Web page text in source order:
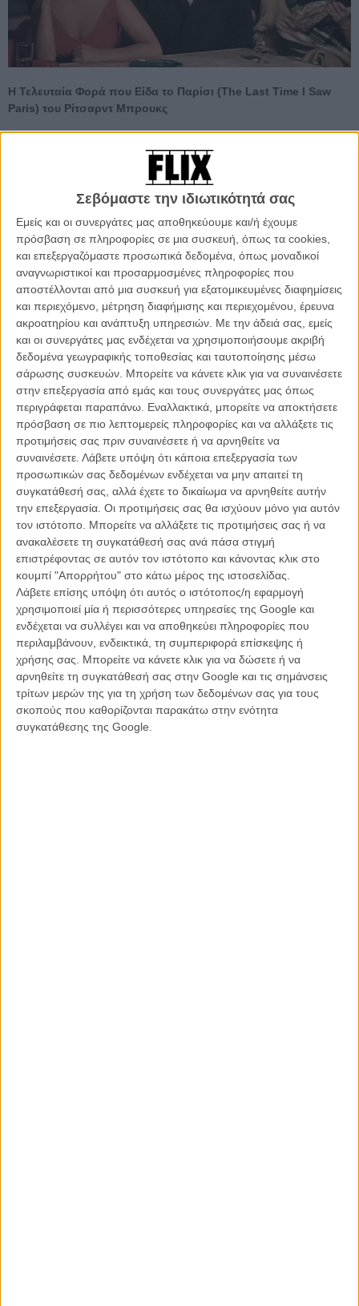
Σεβόμαστε την ιδιωτικότητά σας
Εμείς και οι συνεργάτες μας αποθηκεύουμε και/ή έχουμε
πρόσβαση σε πληροφορίες σε μια συσκευή, όπως τα cookies,
και επεξεργαζόμαστε προσωπικά δεδομένα, όπως μοναδικοί
αναγνωριστικοί και προσαρμοσμένες πληροφορίες που
αποστέλλονται από μια συσκευή για εξατομικευμένες διαφημίσεις
και περιεχόμενο, μέτρηση διαφήμισης και περιεχομένου, έρευνα
ακροατηρίου και ανάπτυξη υπηρεσιών. Με την άδειά σας, εμείς
και οι συνεργάτες μας ενδέχεται να χρησιμοποιήσουμε ακριβή
δεδομένα γεωγραφικής τοποθεσίας και ταυτοποίησης μέσω
σάρωσης συσκευών. Μπορείτε να κάνετε κλικ για να συναινέσετε
στην επεξεργασία από εμάς και τους συνεργάτες μας όπως
περιγράφεται παραπάνω. Εναλλακτικά, μπορείτε να αποκτήσετε
πρόσβαση σε πιο λεπτομερείς πληροφορίες και να αλλάξετε τις
προτιμήσεις σας πριν συναινέσετε ή να αρνηθείτε να
συναινέσετε. Λάβετε υπόψη ότι κάποια επεξεργασία των
προσωπικών σας δεδομένων ενδέχεται να μην απαιτεί τη
συγκατάθεσή σας, αλλά έχετε το δικαίωμα να αρνηθείτε αυτήν
την επεξεργασία. Οι προτιμήσεις σας θα ισχύουν μόνο για αυτόν
τον ιστότοπο. Μπορείτε να αλλάξετε τις προτιμήσεις σας ή να
ανακαλέσετε τη συγκατάθεσή σας ανά πάσα στιγμή
επιστρέφοντας σε αυτόν τον ιστότοπο και κάνοντας κλικ στο
κουμπί "Απορρήτου" στο κάτω μέρος της ιστοσελίδας.
Λάβετε επίσης υπόψη ότι αυτός ο ιστότοπος/η εφαρμογή
χρησιμοποιεί μία ή περισσότερες υπηρεσίες της Google και
ενδέχεται να συλλέγει και να αποθηκεύει πληροφορίες που
περιλαμβάνουν, ενδεικτικά, τη συμπεριφορά επίσκεψης ή
χρήσης σας. Μπορείτε να κάνετε κλικ για να δώσετε ή να
αρνηθείτε τη συγκατάθεσή σας στην Google και τις σημάνσεις
τρίτων μερών της για τη χρήση των δεδομένων σας για τους
σκοπούς που καθορίζονται παρακάτω στην ενότητα
συγκατάθεσης της Google.
Η Τελευταία Φορά που Είδα το Παρίσι (The Last Time I Saw
Paris) του Ρίτσαρντ Μπρουκς
την κηδεμονία της κόρης του. Με αυτή την αφορμή θυμάται την
ερωτική ιστορία που έζησε εκεί στη μεταπολεμική περίοδο με τη
μητέρα της, μια πλούσια Αμερικανίδα, που είχε τραγική κατάληξη.
Κλασσική ταινία, βασισμένη στο έργο του Σκοτ Φιτζέραλντ.
Ρομαντικό μελόδραμα χαμένων ευκαιριών και παρισινής νοσταλγίας,
με πρωταγωνιστές τους Ελίζαμπεθ Τέιλερ και Βαν Τζόνσον.
Η ταινία προβάλλεται στις 00.00 στο Κανάλι της Βουλής
Ο Πατέρας (The Father) του Φλόριαν Ζέλερ
Ένας ηλικιωμένος άνδρας αρνείται οποιαδήποτε βοήθεια του
προσφέρει η κόρη του καθώς μεγαλώνει, θέλοντας να αποδείξει ότι
δεν έχει ανάγκη κανέναν! Όταν κάποια στιγμή προσπαθεί να
αντιληφθεί τι συμβαίνει γύρω του, αρχίζει να αμφιβάλλει τόσο για
τους δικούς του ανθρώπους και τις πραγματικές προθέσεις τους,
όσο και για το ίδιο του το μυαλό και την πραγματικότητα που βιώνει.
Επώδυνο να το ζήσεις, αλλά ταυτόχρονα μεγαλειώδες, αυτό είναι τo
κινηματογραφικό ντεμπούτο του Γάλλου θεατρικού συγγραφέα